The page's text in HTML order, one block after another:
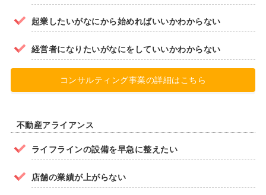
起業したいがなにから始めればいいかわからない
経営者になりたいがなにをしていいかわからない
コンサルティング事業の詳細はこちら
不動産アライアンス
ライフラインの設備を早急に整えたい
店舗の業績が上がらない